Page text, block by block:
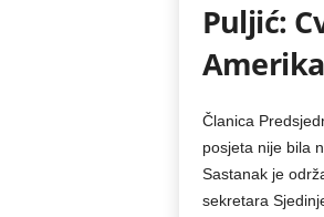
Puljić:
Članica
posjeta nije bila
Sastanak je
sekretara